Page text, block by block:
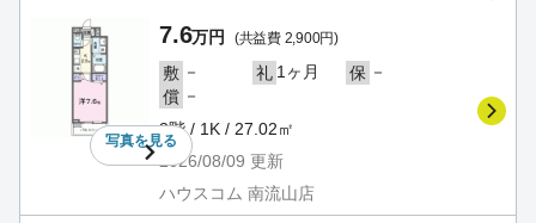
写真を見る
7.6万円 (共益費 2,900円)
敷 － 礼 1ヶ月 保 －
償 －
3階 / 1K / 27.02㎡
2026/08/09 更新
ハウスコム 南流山店